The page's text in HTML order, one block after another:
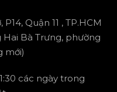
Quận 11 , TP.HCM
Bà Trưng, phường
mới)
các ngày trong